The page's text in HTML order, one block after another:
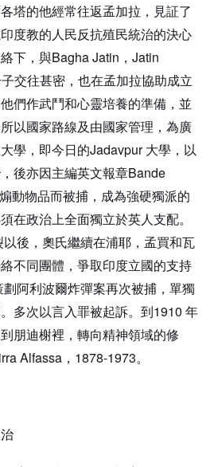
塔的他經常往返孟加拉，見証了
度教的人民反抗殖民統治的決心
下，與Bagha Jatin ， Jatin
交往甚密，也在孟加拉協助成立
們作武鬥和心靈培養的準備，並
以國家路線及由國家管理，為廣
學，即今日的Jadavpur 大學，以
後亦因主編英文報章Bande
動物品而被捕，成為強硬獨派的
在政治上全面獨立於英人支配。
後，奧氏繼續在浦耶，孟買和瓦
不同團體，爭取印度立國的支持
劃阿利波爾炸彈案再次被捕，單獨
多次以言入罪被起訴。到 1910 年
朋迪榭裡，轉向精神領域的修
Alfassa ， 1878-1973。